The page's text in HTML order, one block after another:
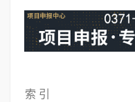
索 引